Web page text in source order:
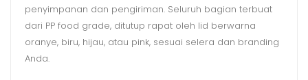
penyimpanan dan pengiriman. Seluruh bagian terbuat
dari PP food grade, ditutup rapat oleh lid berwarna
oranye, biru, hijau, atau pink, sesuai selera dan branding
Anda.